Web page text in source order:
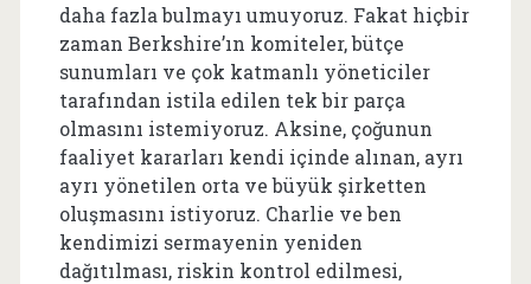
daha fazla bulmayı umuyoruz. Fakat hiçbir
zaman Berkshire’ın komiteler, bütçe
sunumları ve çok katmanlı yöneticiler
tarafından istila edilen tek bir parça
olmasını istemiyoruz. Aksine, çoğunun
faaliyet kararları kendi içinde alınan, ayrı
ayrı yönetilen orta ve büyük şirketten
oluşmasını istiyoruz. Charlie ve ben
kendimizi sermayenin yeniden
dağıtılması, riskin kontrol edilmesi,